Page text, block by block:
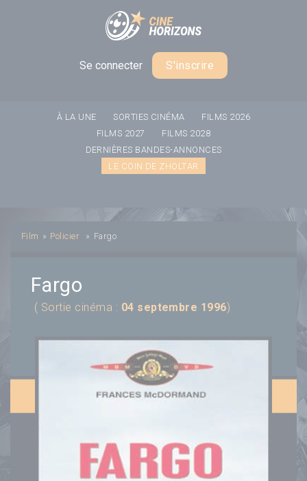
Se connecter S'inscrire
À LA UNE SORTIES CINÉMA
FILMS 2026
FILMS 2027
FILMS 2028
DERNIÈRES BANDES-ANNONCES
LE COIN DE ZHOLTAR
Film » Policier » Fargo
Fargo
( Sortie cinéma : 04 septembre 1996)
Panneau de gestion des cookies